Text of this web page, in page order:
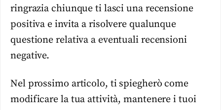
ringrazia chiunque ti lasci una recensione
positiva e invita a risolvere qualunque
questione relativa a eventuali recensioni
negative.
Nel prossimo articolo, ti spiegherò come
modificare la tua attività, mantenere i tuoi